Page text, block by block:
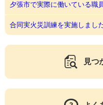
夕張市で実際に働いている職
合同実火災訓練を実施しまし
見つ